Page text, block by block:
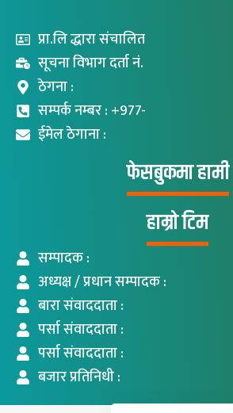
प्रा.लि द्धारा संचालित
सूचना विभाग दर्ता नं.
ठेगना :
सम्पर्क नम्बर : +977-
ईमेल ठेगाना :
फेसबुकमा हामी
हाम्रो टिम
सम्पादक :
अध्यक्ष / प्रधान सम्पादक :
बारा संवाददाता :
पर्सा संवाददाता :
पर्सा संवाददाता :
बजार प्रतिनिधी :